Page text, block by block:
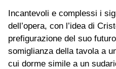
Incantevoli e complessi i
dell’opera, con l’idea di
prefigurazione del suo
somiglianza della tavola a
cui dorme simile a un